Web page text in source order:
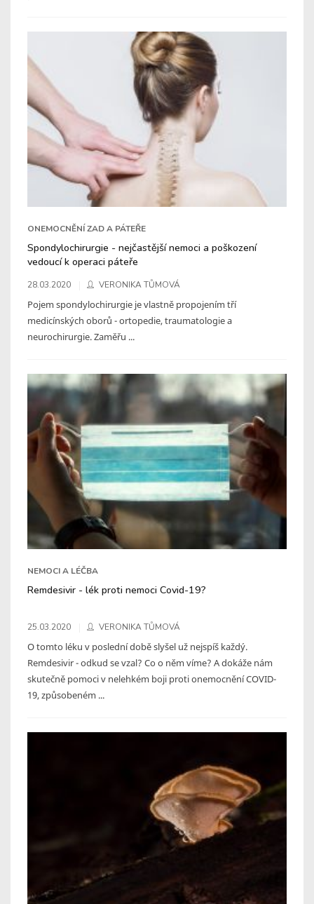
ONEMOCNĚNÍ ZAD A PÁTEŘE
Spondylochirurgie - nejčastější nemoci a poškození
vedoucí k operaci páteře
28.03.2020 VERONIKA TŮMOVÁ
Pojem spondylochirurgie je vlastně propojením tří
medicínských oborů - ortopedie, traumatologie a
neurochirurgie. Zaměřu ...
NEMOCI A LÉČBA
Remdesivir - lék proti nemoci Covid-19?
25.03.2020 VERONIKA TŮMOVÁ
O tomto léku v poslední době slyšel už nejspíš každý.
Remdesivir - odkud se vzal? Co o něm víme? A dokáže nám
skutečně pomoci v nelehkém boji proti onemocnění COVID-
19, způsobeném ...